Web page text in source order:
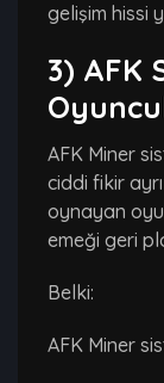
gelişim hissi
3) AFK
AFK Miner
ciddi fikir
oynayan
emeği geri
Belki:
AFK Miner